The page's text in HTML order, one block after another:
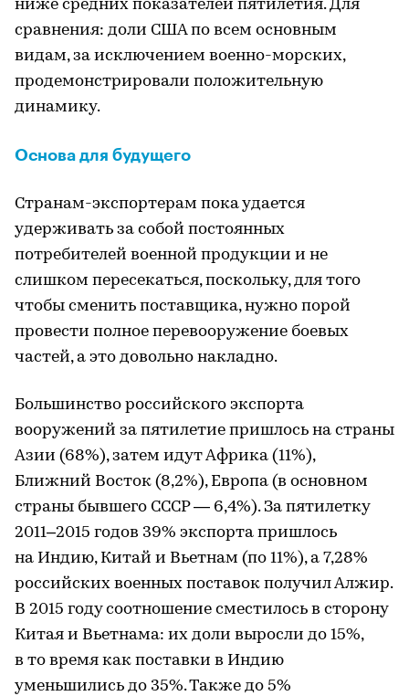
ниже средних показателей пятилетия. Для
сравнения: доли США по всем основным
видам, за исключением военно-морских,
продемонстрировали положительную
динамику.
Основа для будущего
Странам-экспортерам пока удается
удерживать за собой постоянных
потребителей военной продукции и не
слишком пересекаться, поскольку, для того
чтобы сменить поставщика, нужно порой
провести полное перевооружение боевых
частей, а это довольно накладно.
Большинство российского экспорта
вооружений за пятилетие пришлось на страны
Азии (68%), затем идут Африка (11%),
Ближний Восток (8,2%), Европа (в основном
страны бывшего СССР — 6,4%). За пятилетку
2011–2015 годов 39% экспорта пришлось
на Индию, Китай и Вьетнам (по 11%), а 7,28%
российских военных поставок получил Алжир.
В 2015 году соотношение сместилось в сторону
Китая и Вьетнама: их доли выросли до 15%,
в то время как поставки в Индию
уменьшились до 35%. Также до 5%